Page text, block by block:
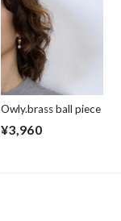
Owly.brass ball piece
¥3,960